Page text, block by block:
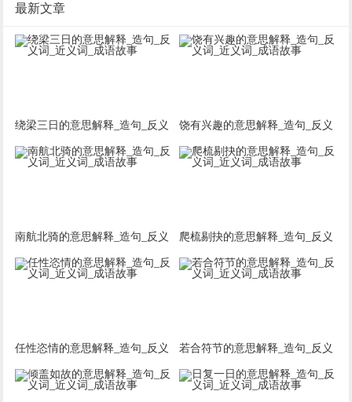
最新文章
绕梁三日的意思解释_造句_反义
词_近义词_成语故事
饶有兴趣的意思解释_造句_反义
词_近义词_成语故事
南航北骑的意思解释_造句_反义
词_近义词_成语故事
爬梳剔抉的意思解释_造句_反义
词_近义词_成语故事
任性恣情的意思解释_造句_反义
词_近义词_成语故事
若合符节的意思解释_造句_反义
词_近义词_成语故事